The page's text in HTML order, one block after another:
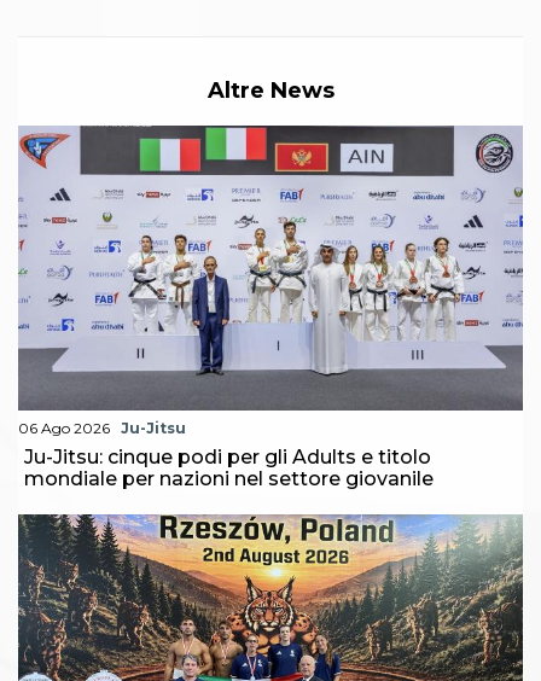
Corso dirigenti sportivi
Corso Direttore di Gara
Abilitazioni
Sportello Fiscale
News
Modulistica
FAQ
Quesiti fiscali
Sostenibilità
Documenti
Altre News
06 Ago 2026 Ju-Jitsu
Ju-Jitsu: cinque podi per gli Adults e titolo
mondiale per nazioni nel settore giovanile